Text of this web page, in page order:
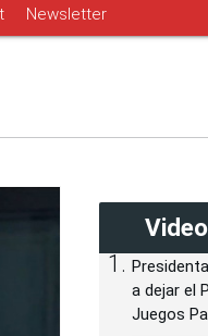
Newsletter
a dejar el
Juegos